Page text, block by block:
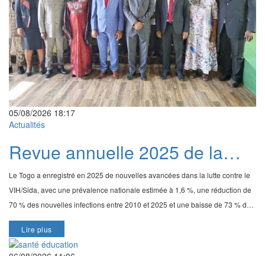
05/08/2026 18:17
Actualités
Revue annuelle 2025 de la
riposte au VIH : les acquis à
préserver face à la réduction
des ressources
Le Togo a enregistré en 2025 de nouvelles avancées dans la lutte contre le
VIH/Sida, avec une prévalence nationale estimée à 1,6 %, une réduction de
70 % des nouvelles infections entre 2010 et 2025 et une baisse de 73 % des
décès liés au Sida. Ces ré
Lire plus